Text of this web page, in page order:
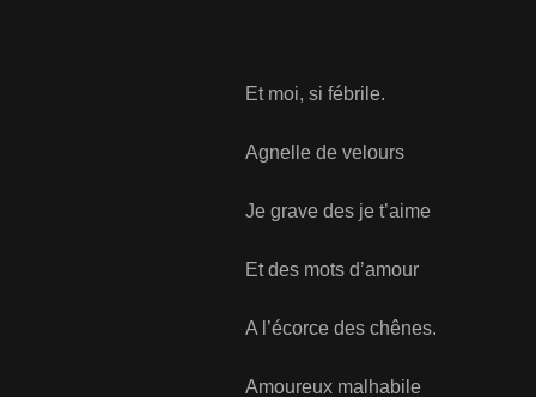
Et moi, si fébrile.
Agnelle de velours
Je grave des je t’aime
Et des mots d’amour
A l’écorce des chênes.
Amoureux malhabile